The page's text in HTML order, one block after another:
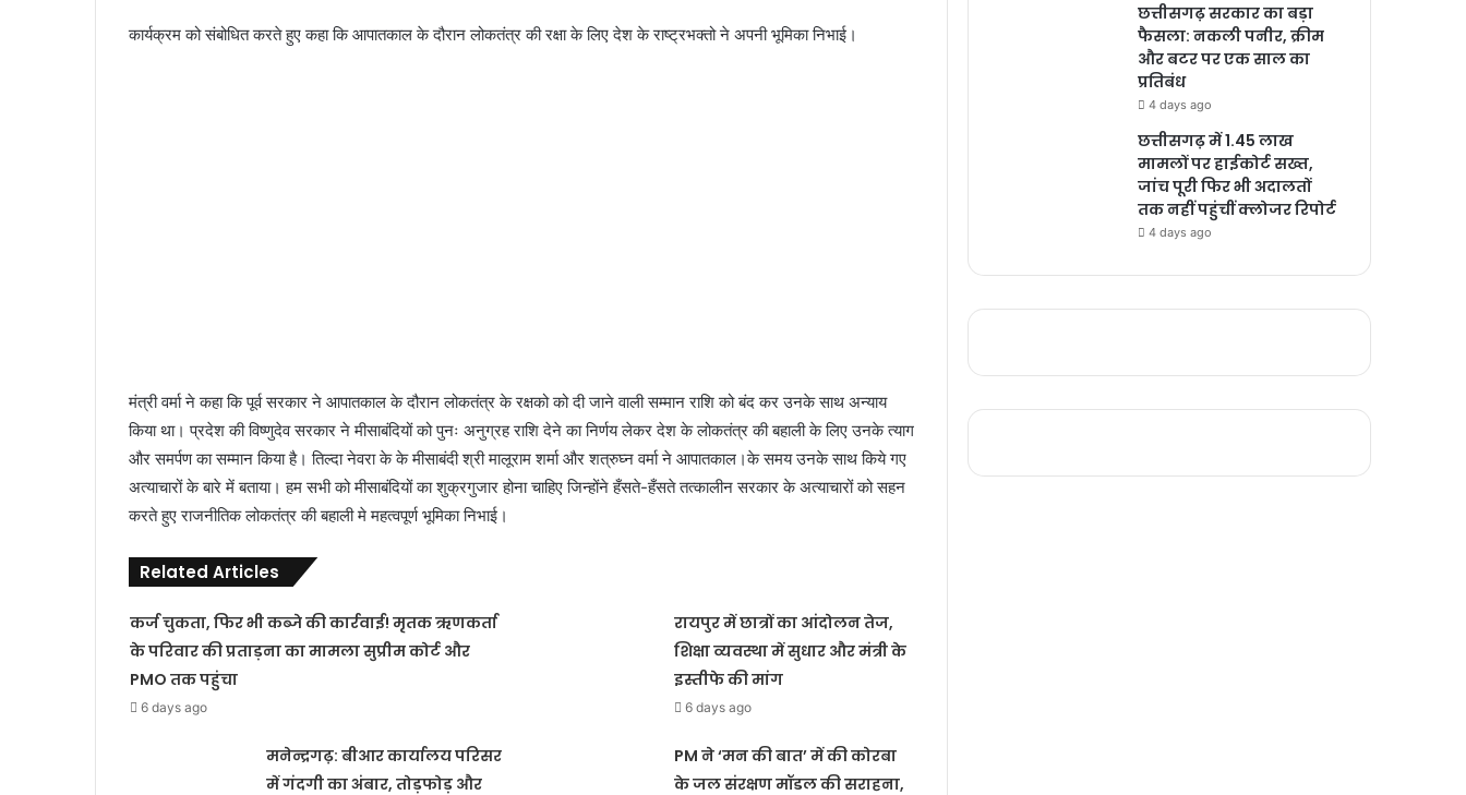
कार्यक्रम को संबोधित करते हुए कहा कि आपातकाल के दौरान लोकतंत्र की रक्षा के लिए देश के राष्ट्रभक्तो ने अपनी भूमिका निभाई।
मंत्री वर्मा ने कहा कि पूर्व सरकार ने आपातकाल के दौरान लोकतंत्र के रक्षको को दी जाने वाली सम्मान राशि को बंद कर उनके साथ अन्याय
किया था। प्रदेश की विष्णुदेव सरकार ने मीसाबंदियों को पुनः अनुग्रह राशि देने का निर्णय लेकर देश के लोकतंत्र की बहाली के लिए उनके त्याग
और समर्पण का सम्मान किया है। तिल्दा नेवरा के के मीसाबंदी श्री मालूराम शर्मा और शत्रुघ्न वर्मा ने आपातकाल।के समय उनके साथ किये गए
अत्याचारों के बारे में बताया। हम सभी को मीसाबंदियों का शुक्रगुजार होना चाहिए जिन्होंने हँसते-हँसते तत्कालीन सरकार के अत्याचारों को सहन
करते हुए राजनीतिक लोकतंत्र की बहाली मे महत्वपूर्ण भूमिका निभाई।
Related Articles
कर्ज चुकता, फिर भी कब्जे की कार्रवाई! मृतक ऋणकर्ता
के परिवार की प्रताड़ना का मामला सुप्रीम कोर्ट और
PMO तक पहुंचा
6 days ago
रायपुर में छात्रों का आंदोलन तेज,
शिक्षा व्यवस्था में सुधार और मंत्री के
इस्तीफे की मांग
6 days ago
मनेन्द्रगढ़: बीआर कार्यालय परिसर
में गंदगी का अंबार, तोड़फोड़ और
PM ने ‘मन की बात’ में की कोरबा
के जल संरक्षण मॉडल की सराहना,
छत्तीसगढ़ सरकार का बड़ा
फैसला: नकली पनीर, क्रीम
और बटर पर एक साल का
प्रतिबंध
4 days ago
छत्तीसगढ़ में 1.45 लाख
मामलों पर हाईकोर्ट सख्त,
जांच पूरी फिर भी अदालतों
तक नहीं पहुंचीं क्लोजर रिपोर्ट
4 days ago